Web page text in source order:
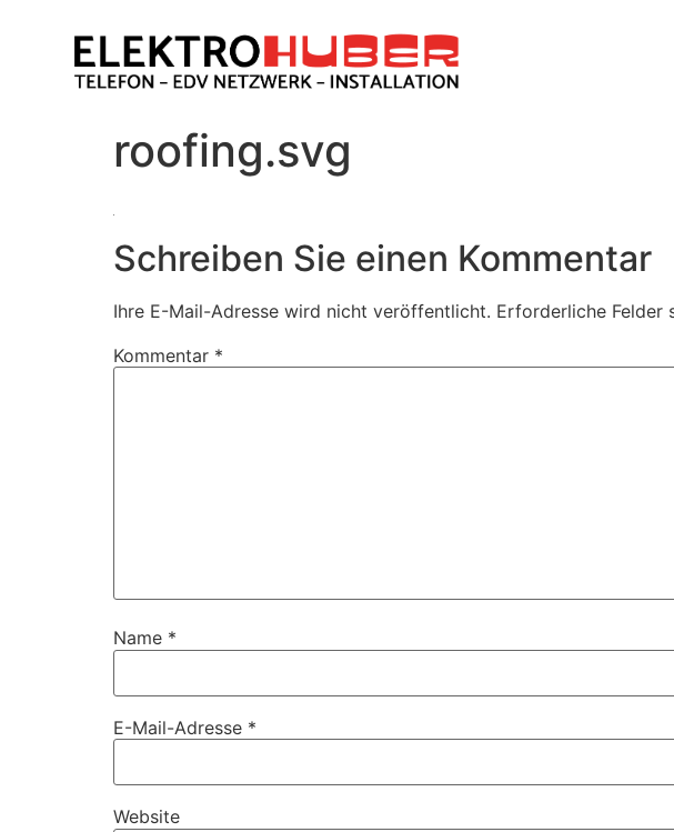
roofing.svg
Schreiben Sie einen Kommentar
Ihre E-Mail-Adresse wird nicht veröffentlicht. Erforderliche Felder
Kommentar *
Name *
E-Mail-Adresse *
Website